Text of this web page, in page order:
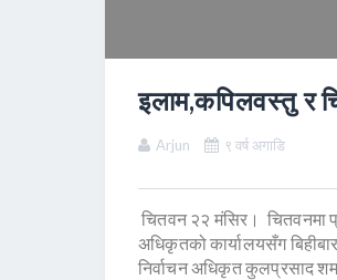
इलाम,कपिलवस्तु र
Arjun ९ वर्ष अगाडि
चितवन २२ मंसिर। चितवनमा
अधिकृतको कार्यालयसँग
निर्वाचन अधिकृत कुलप्रसाद